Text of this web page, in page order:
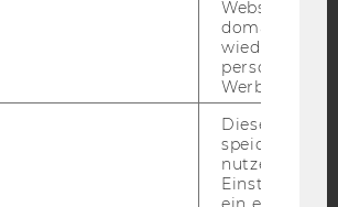
WEBSEITE
SOCIAL MEDIA
Websites
Werbung
Dieses Cookie
speichert